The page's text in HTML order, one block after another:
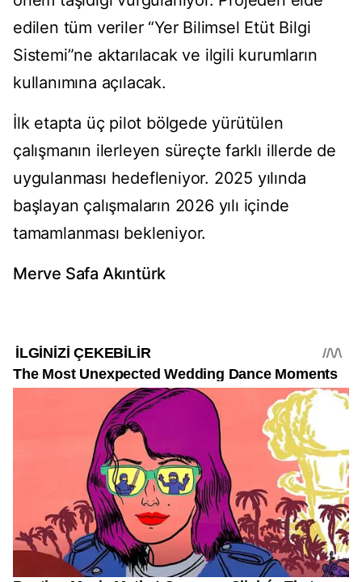
edilen tüm veriler “Yer Bilimsel Etüt Bilgi
Sistemi”ne aktarılacak ve ilgili kurumların
kullanımına açılacak.
İlk etapta üç pilot bölgede yürütülen
çalışmanın ilerleyen süreçte farklı illerde de
uygulanması hedefleniyor. 2025 yılında
başlayan çalışmaların 2026 yılı içinde
tamamlanması bekleniyor.
Merve Safa Akıntürk